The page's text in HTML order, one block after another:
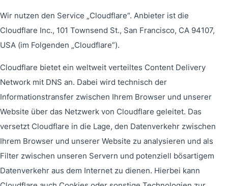
Wir nutzen den Service „Cloudflare“. Anbieter ist die
Cloudflare Inc., 101 Townsend St., San Francisco, CA 94107,
USA (im Folgenden „Cloudflare”).
Cloudflare bietet ein weltweit verteiltes Content Delivery
Network mit DNS an. Dabei wird technisch der
Informationstransfer zwischen Ihrem Browser und unserer
Website über das Netzwerk von Cloudflare geleitet. Das
versetzt Cloudflare in die Lage, den Datenverkehr zwischen
Ihrem Browser und unserer Website zu analysieren und als
Filter zwischen unseren Servern und potenziell bösartigem
Datenverkehr aus dem Internet zu dienen. Hierbei kann